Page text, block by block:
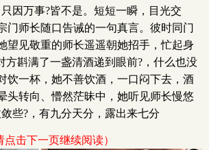
因万事?皆不是。短短一瞬，目光交
门师长随口告诫的一句真言。彼时同门
望见敬重的师长遥遥朝她招手，忙起身
方斟满了一盏清酒递到眼前?，什么也没
饮一杯，她不善饮酒，一口闷下去，酒
头转向、懵然茫昧中，她听见师长慢悠
些?，有九分天分，露出来七分
击下一页继续阅读）